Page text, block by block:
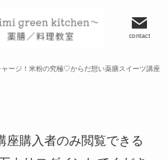
contact
ャージ！米粉の究極♡からだ想い薬膳スイーツ講座
座購入者のみ閲覧できる